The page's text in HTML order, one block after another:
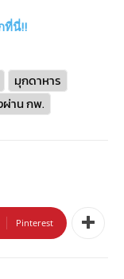
ที่นี่!!
มุกดาหาร
ผ่าน กพ.
Pinterest